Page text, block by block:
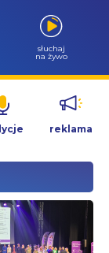
słuchaj
na żywo
reklama